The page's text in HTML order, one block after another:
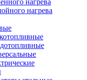
нагрева
нагрева